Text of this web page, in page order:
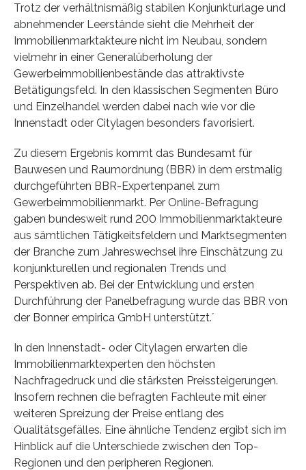
Trotz der verhältnismäßig stabilen Konjunkturlage und
abnehmender Leerstände sieht die Mehrheit der
Immobilienmarktakteure nicht im Neubau, sondern
vielmehr in einer Generalüberholung der
Gewerbeimmobilienbestände das attraktivste
Betätigungsfeld. In den klassischen Segmenten Büro
und Einzelhandel werden dabei nach wie vor die
Innenstadt oder Citylagen besonders favorisiert.
Zu diesem Ergebnis kommt das Bundesamt für
Bauwesen und Raumordnung (BBR) in dem erstmalig
durchgeführten BBR-Expertenpanel zum
Gewerbeimmobilienmarkt. Per Online-Befragung
gaben bundesweit rund 200 Immobilienmarktakteure
aus sämtlichen Tätigkeitsfeldern und Marktsegmenten
der Branche zum Jahreswechsel ihre Einschätzung zu
konjunkturellen und regionalen Trends und
Perspektiven ab. Bei der Entwicklung und ersten
Durchführung der Panelbefragung wurde das BBR von
der Bonner empirica GmbH unterstützt.´
In den Innenstadt- oder Citylagen erwarten die
Immobilienmarktexperten den höchsten
Nachfragedruck und die stärksten Preissteigerungen.
Insofern rechnen die befragten Fachleute mit einer
weiteren Spreizung der Preise entlang des
Qualitätsgefälles. Eine ähnliche Tendenz ergibt sich im
Hinblick auf die Unterschiede zwischen den Top-
Regionen und den peripheren Regionen.